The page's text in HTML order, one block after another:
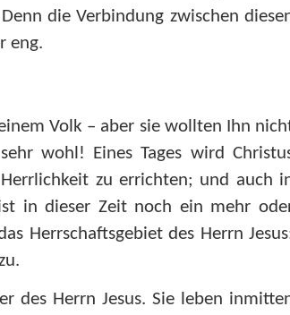
die Verbindung zwischen
eng.
Volk – aber sie wollten Ihn
wohl! Eines Tages wird
zu errichten; und auch
in dieser Zeit noch ein mehr
Herrschaftsgebiet des Herrn
des Herrn Jesus. Sie leben